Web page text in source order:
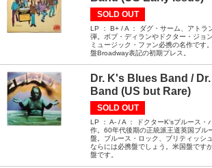
SOLD OUT
LP ： B+ / A ： ダグ・サーム、アトラ
弾。ボブ・ディランやドクター・ジョ
ミュージック・ファン必携の名作です
盤Broadway表記の初期プレス。
Dr. K's Blues Band /
Band (US but Rare)
SOLD OUT
LP ： A- / A ： ドクターK'sブルース・
作。60年代後期の正統派王道英国ブル
盤。ブルース・ロック、ブリティッシ
ならには必携盤でしょう。米国盤です
盤です。